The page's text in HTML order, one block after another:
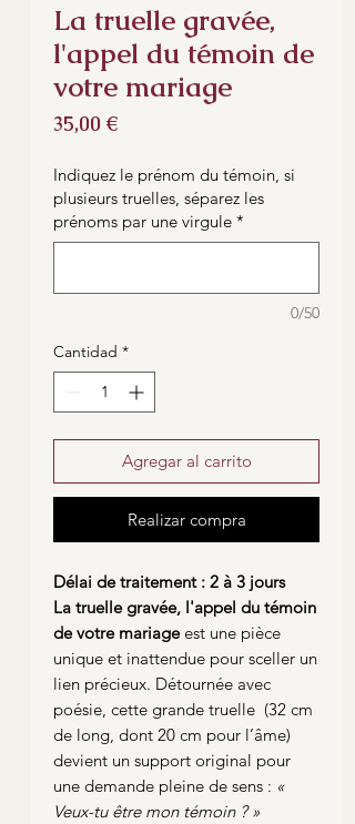
La truelle gravée,
l'appel du témoin de
votre mariage
35,00 €Precio
Indiquez le prénom du témoin, si
plusieurs truelles, séparez les
prénoms par une virgule *
0/50
Cantidad *
Agregar al carrito
Realizar compra
Délai de traitement : 2 à 3 jours
La truelle gravée, l'appel du témoin
de votre mariageest une pièce
unique et inattendue pour sceller un
lien précieux. Détournée avec
poésie, cette grande truelle (32 cm
de long, dont 20 cm pour l’âme)
devient un support original pour
une demande pleine de sens : «
Veux-tu être mon témoin ? »